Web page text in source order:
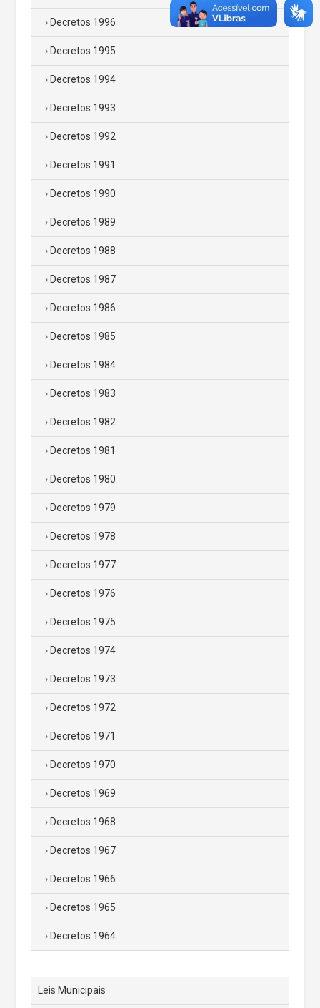
Decretos 1996
Decretos 1995
Decretos 1994
Decretos 1993
Decretos 1992
Decretos 1991
Decretos 1990
Decretos 1989
Decretos 1988
Decretos 1987
Decretos 1986
Decretos 1985
Decretos 1984
Decretos 1983
Decretos 1982
Decretos 1981
Decretos 1980
Decretos 1979
Decretos 1978
Decretos 1977
Decretos 1976
Decretos 1975
Decretos 1974
Decretos 1973
Decretos 1972
Decretos 1971
Decretos 1970
Decretos 1969
Decretos 1968
Decretos 1967
Decretos 1966
Decretos 1965
Decretos 1964
Leis Municipais